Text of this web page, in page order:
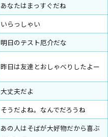
あなたはまっすぐだね
いらっしゃい
明日のテスト厄介だな
昨日は友達とおしゃべりしたよー
大丈夫だよ
そうだよね。なんでだろうね
あの人はそばが大好物だから喜ぶ